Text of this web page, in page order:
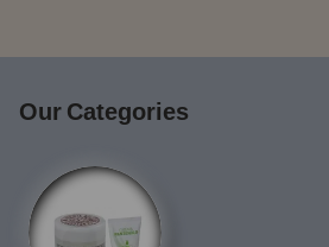
Our Categories